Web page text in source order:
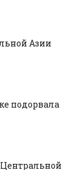
Азии
подорвала
Центральной